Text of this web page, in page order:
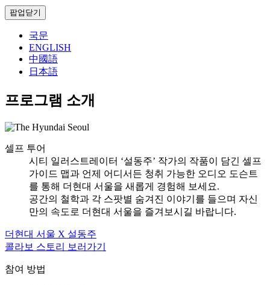
팝업닫기
국문
ENGLISH
中國語
日本語
프로그램 소개
셀프 투어
시티 일러스트레이터 ‘설동주’ 작가의 작품이 담긴 셀프
가이드 맵과 언제 어디서든 청취 가능한 오디오 도슨트
를 통해 더현대 서울을 새롭게 경험해 보세요.
공간의 철학과 각 스팟별 숨겨진 이야기를 들으며 자신
만의 속도로 더현대 서울을 즐겨보시길 바랍니다.
더현대 서울 X 설동주
콜라보 스토리 보러가기
참여 방법